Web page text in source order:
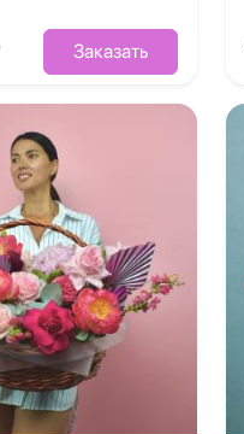
Заказать